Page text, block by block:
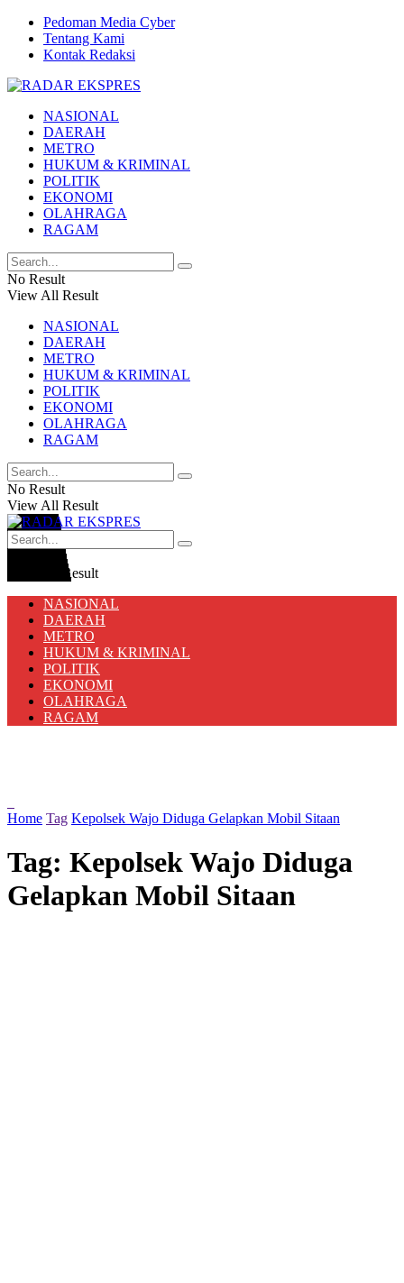
Pedoman Media Cyber
Tentang Kami
Kontak Redaksi
NASIONAL
DAERAH
METRO
HUKUM & KRIMINAL
POLITIK
EKONOMI
OLAHRAGA
RAGAM
No Result
View All Result
NASIONAL
DAERAH
METRO
HUKUM & KRIMINAL
POLITIK
EKONOMI
OLAHRAGA
RAGAM
No Result
View All Result
View All Result
NASIONAL
DAERAH
METRO
HUKUM & KRIMINAL
POLITIK
EKONOMI
OLAHRAGA
RAGAM
Home Tag Kepolsek Wajo Diduga Gelapkan Mobil Sitaan
Tag: Kepolsek Wajo Diduga
Gelapkan Mobil Sitaan